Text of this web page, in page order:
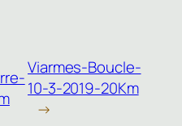
Viarmes-Boucle-
10-3-2019-20Km
→